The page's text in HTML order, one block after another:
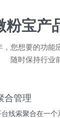
粉宝产
您想要的功能
随时保持行业
合管理
线索聚合在一